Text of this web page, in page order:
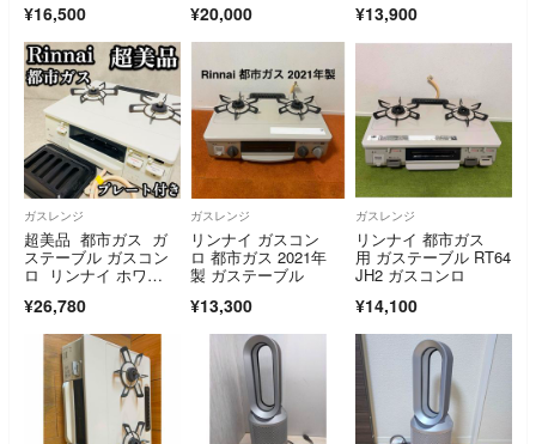
¥16,500 ¥20,000 ¥13,900
ガスレンジ
超美品 都市ガス ガ
ステーブル ガスコン
ロ リンナイ ホワ
¥26,780
ガスレンジ
リンナイ ガスコン
ロ 都市ガス 2021年
製 ガステーブル
¥13,300
ガスレンジ
リンナイ 都市ガス
用 ガステーブル RT64
JH2 ガスコンロ
¥14,100